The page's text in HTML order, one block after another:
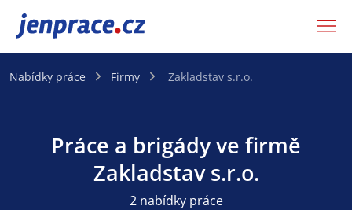
JenPráce.cz
Nabídky práce Firmy Zakladstav s.r.o.
Práce a brigády ve firmě
Zakladstav s.r.o.
2 nabídky práce